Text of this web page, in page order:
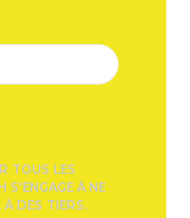
TOUS LES
S'ENGAGE À NE
À DES TIERS.